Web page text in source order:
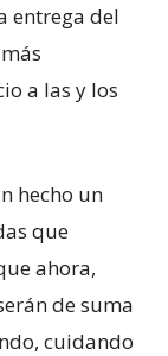
entrega del
a las y los
hecho un
que
ahora,
de suma
cuidando